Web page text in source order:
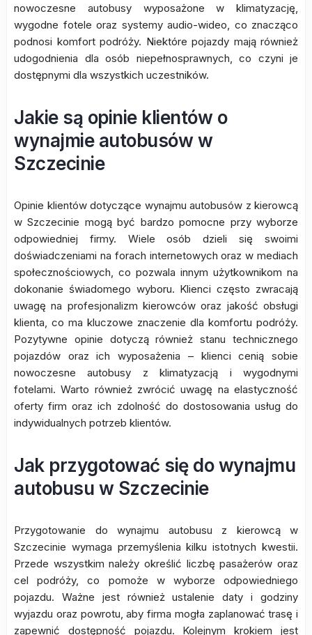
nowoczesne autobusy wyposażone w klimatyzację,
wygodne fotele oraz systemy audio-wideo, co znacząco
podnosi komfort podróży. Niektóre pojazdy mają również
udogodnienia dla osób niepełnosprawnych, co czyni je
dostępnymi dla wszystkich uczestników.
Jakie są opinie klientów o
wynajmie autobusów w
Szczecinie
Opinie klientów dotyczące wynajmu autobusów z kierowcą
w Szczecinie mogą być bardzo pomocne przy wyborze
odpowiedniej firmy. Wiele osób dzieli się swoimi
doświadczeniami na forach internetowych oraz w mediach
społecznościowych, co pozwala innym użytkownikom na
dokonanie świadomego wyboru. Klienci często zwracają
uwagę na profesjonalizm kierowców oraz jakość obsługi
klienta, co ma kluczowe znaczenie dla komfortu podróży.
Pozytywne opinie dotyczą również stanu technicznego
pojazdów oraz ich wyposażenia – klienci cenią sobie
nowoczesne autobusy z klimatyzacją i wygodnymi
fotelami. Warto również zwrócić uwagę na elastyczność
oferty firm oraz ich zdolność do dostosowania usług do
indywidualnych potrzeb klientów.
Jak przygotować się do wynajmu
autobusu w Szczecinie
Przygotowanie do wynajmu autobusu z kierowcą w
Szczecinie wymaga przemyślenia kilku istotnych kwestii.
Przede wszystkim należy określić liczbę pasażerów oraz
cel podróży, co pomoże w wyborze odpowiedniego
pojazdu. Ważne jest również ustalenie daty i godziny
wyjazdu oraz powrotu, aby firma mogła zaplanować trasę i
zapewnić dostępność pojazdu. Kolejnym krokiem jest